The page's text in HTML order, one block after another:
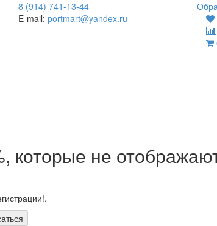
8 (914) 741-13-44
E-mail: portmart@yandex.ru
которые не